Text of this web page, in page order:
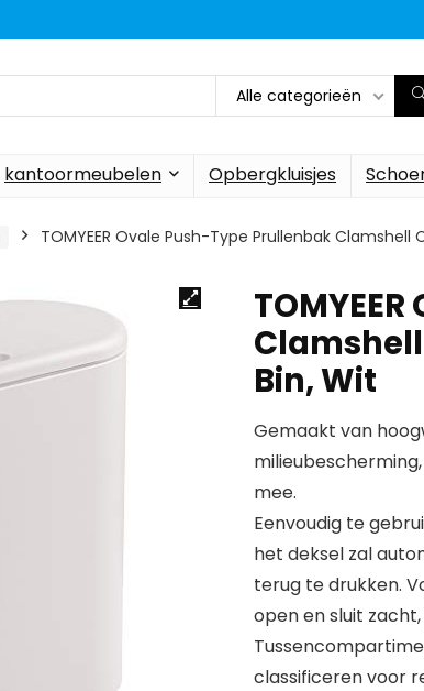
Alle categorieën
kantoormeubelen Opbergkluisjes
TOMYEER Ovale Push-Type Prullenbak Clamshell
Bin, Wit
Gemaakt van
mee.
Eenvoudig te
het deksel zal
terug te drukken.
open en sluit
classificeren voor